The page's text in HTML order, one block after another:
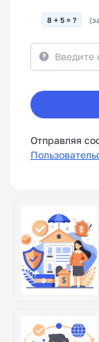
8 + 5 = ?
Отправляя